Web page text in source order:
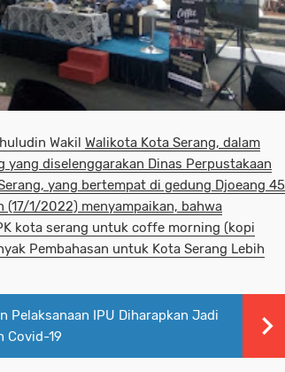
Wakil Walikota Kota Serang, dalam
yang diselenggarakan Dinas Perpustakaan
yang bertempat di gedung Djoeang 45
(17/1/2022) menyampaikan, bahwa
kota serang untuk coffe morning (kopi
Pembahasan untuk Kota Serang Lebih
Pelaksanaan IPU Diharapkan Jadi
Covid-19